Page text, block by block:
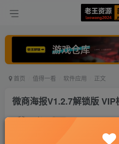
首页 值得一看 软件应用 正文
微商海报V1.2.7解锁版 VIP
老王